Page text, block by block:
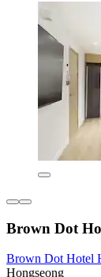
Brown Dot
Brown Dot Hotel
Hongseong